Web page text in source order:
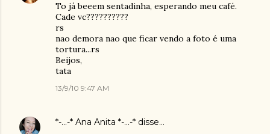
To já beeem sentadinha, esperando meu café.
Cade vc??????????
rs
nao demora nao que ficar vendo a foto é uma
tortura...rs
Beijos,
tata
13/9/10 9:47 AM
*-...-* Ana Anita *-...-* disse…